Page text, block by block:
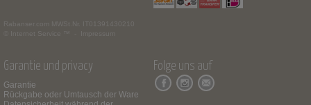
Rabanser.com
MWSt.Nr. IT01391430210
© Internet Service ™ -
Impressum
Garantie und privacy
Garantie
Rückgabe oder Umtausch der Ware
Folge uns auf